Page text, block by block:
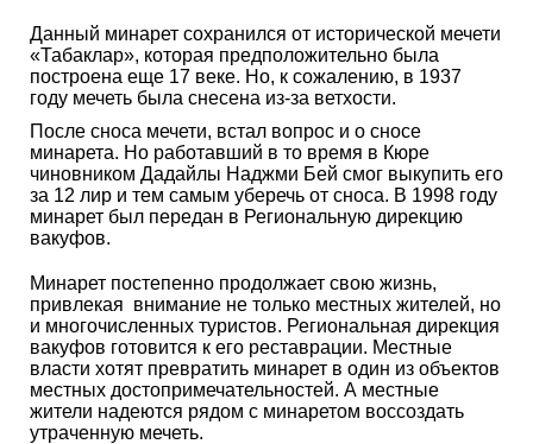
Данный минарет сохранился от исторической мечети
«Табаклар», которая предположительно была
построена еще 17 веке. Но, к сожалению, в 1937
году мечеть была снесена из-за ветхости.
После сноса мечети, встал вопрос и о сносе
минарета. Но работавший в то время в Кюре
чиновником Дадайлы Наджми Бей смог выкупить его
за 12 лир и тем самым уберечь от сноса. В 1998 году
минарет был передан в Региональную дирекцию
вакуфов.
Минарет постепенно продолжает свою жизнь,
привлекая внимание не только местных жителей, но
и многочисленных туристов. Региональная дирекция
вакуфов готовится к его реставрации. Местные
власти хотят превратить минарет в один из объектов
местных достопримечательностей. А местные
жители надеются рядом с минаретом воссоздать
утраченную мечеть.